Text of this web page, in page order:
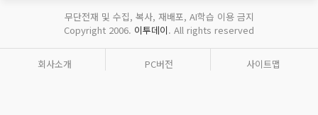
무단전재 및 수집, 복사, 재배포, AI학습 이용 금지
Copyright 2006. 이투데이. All rights reserved
회사소개 PC버전 사이트맵